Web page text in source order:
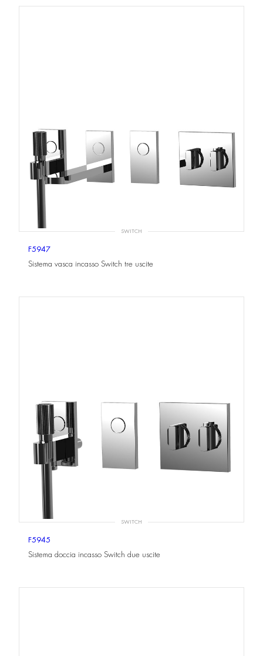
SWITCH
F5947
Sistema vasca incasso Switch tre uscite
SWITCH
F5945
Sistema doccia incasso Switch due uscite